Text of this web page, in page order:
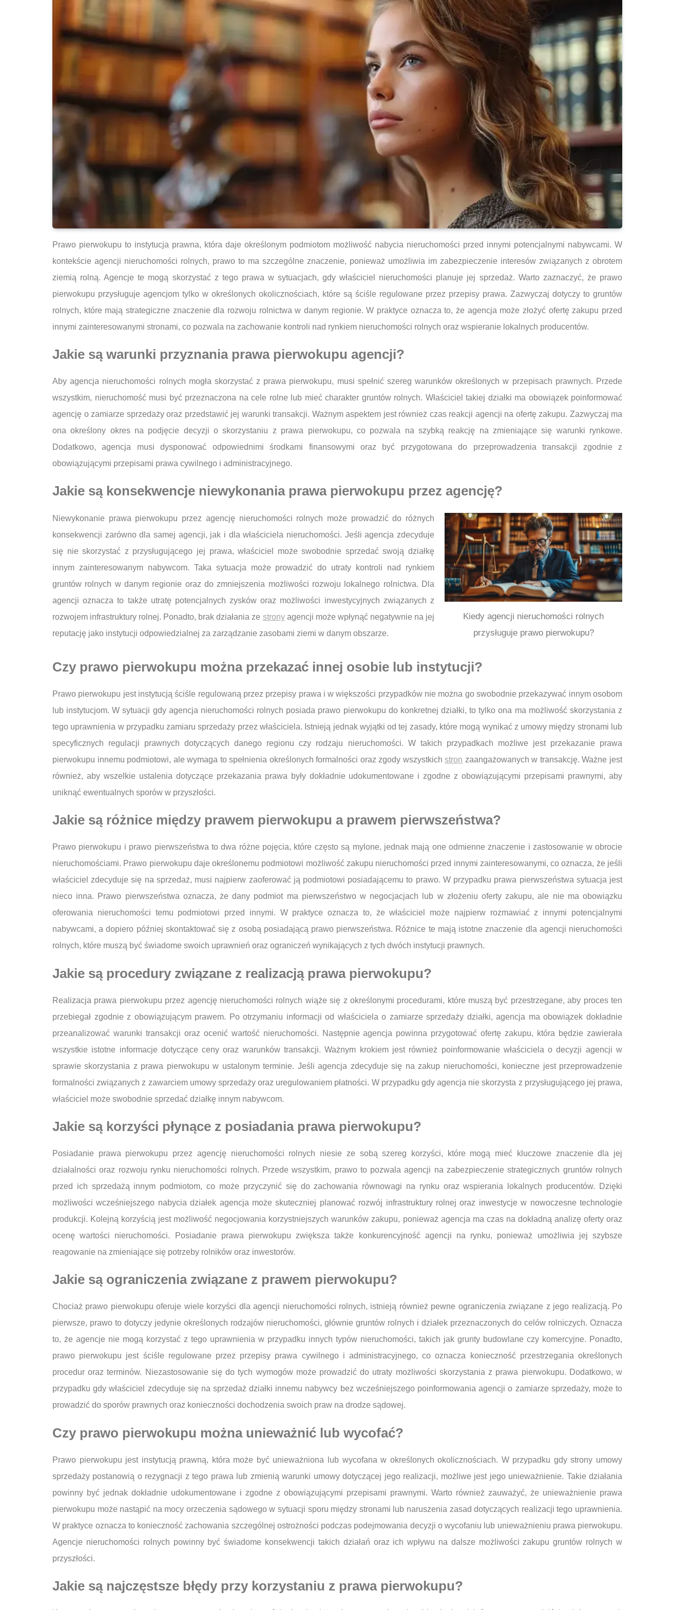
Prawo pierwokupu to instytucja prawna, która daje określonym podmiotom możliwość nabycia nieruchomości przed innymi potencjalnymi nabywcami. W
kontekście agencji nieruchomości rolnych, prawo to ma szczególne znaczenie, ponieważ umożliwia im zabezpieczenie interesów związanych z obrotem
ziemią rolną. Agencje te mogą skorzystać z tego prawa w sytuacjach, gdy właściciel nieruchomości planuje jej sprzedaż. Warto zaznaczyć, że prawo
pierwokupu przysługuje agencjom tylko w określonych okolicznościach, które są ściśle regulowane przez przepisy prawa. Zazwyczaj dotyczy to gruntów
rolnych, które mają strategiczne znaczenie dla rozwoju rolnictwa w danym regionie. W praktyce oznacza to, że agencja może złożyć ofertę zakupu przed
innymi zainteresowanymi stronami, co pozwala na zachowanie kontroli nad rynkiem nieruchomości rolnych oraz wspieranie lokalnych producentów.
Jakie są warunki przyznania prawa pierwokupu agencji?
Aby agencja nieruchomości rolnych mogła skorzystać z prawa pierwokupu, musi spełnić szereg warunków określonych w przepisach prawnych. Przede
wszystkim, nieruchomość musi być przeznaczona na cele rolne lub mieć charakter gruntów rolnych. Właściciel takiej działki ma obowiązek poinformować
agencję o zamiarze sprzedaży oraz przedstawić jej warunki transakcji. Ważnym aspektem jest również czas reakcji agencji na ofertę zakupu. Zazwyczaj ma
ona określony okres na podjęcie decyzji o skorzystaniu z prawa pierwokupu, co pozwala na szybką reakcję na zmieniające się warunki rynkowe.
Dodatkowo, agencja musi dysponować odpowiednimi środkami finansowymi oraz być przygotowana do przeprowadzenia transakcji zgodnie z
obowiązującymi przepisami prawa cywilnego i administracyjnego.
Jakie są konsekwencje niewykonania prawa pierwokupu przez agencję?
Kiedy agencji nieruchomości rolnych
przysługuje prawo pierwokupu?
Niewykonanie prawa pierwokupu przez agencję nieruchomości rolnych może prowadzić do różnych
konsekwencji zarówno dla samej agencji, jak i dla właściciela nieruchomości. Jeśli agencja zdecyduje
się nie skorzystać z przysługującego jej prawa, właściciel może swobodnie sprzedać swoją działkę
innym zainteresowanym nabywcom. Taka sytuacja może prowadzić do utraty kontroli nad rynkiem
gruntów rolnych w danym regionie oraz do zmniejszenia możliwości rozwoju lokalnego rolnictwa. Dla
agencji oznacza to także utratę potencjalnych zysków oraz możliwości inwestycyjnych związanych z
rozwojem infrastruktury rolnej. Ponadto, brak działania ze stronyagencji może wpłynąć negatywnie na jej
reputację jako instytucji odpowiedzialnej za zarządzanie zasobami ziemi w danym obszarze.
Czy prawo pierwokupu można przekazać innej osobie lub instytucji?
Prawo pierwokupu jest instytucją ściśle regulowaną przez przepisy prawa i w większości przypadków nie można go swobodnie przekazywać innym osobom
lub instytucjom. W sytuacji gdy agencja nieruchomości rolnych posiada prawo pierwokupu do konkretnej działki, to tylko ona ma możliwość skorzystania z
tego uprawnienia w przypadku zamiaru sprzedaży przez właściciela. Istnieją jednak wyjątki od tej zasady, które mogą wynikać z umowy między stronami lub
specyficznych regulacji prawnych dotyczących danego regionu czy rodzaju nieruchomości. W takich przypadkach możliwe jest przekazanie prawa
pierwokupu innemu podmiotowi, ale wymaga to spełnienia określonych formalności oraz zgody wszystkichstron zaangażowanych w transakcję. Ważne jest
również, aby wszelkie ustalenia dotyczące przekazania prawa były dokładnie udokumentowane i zgodne z obowiązującymi przepisami prawnymi, aby
uniknąć ewentualnych sporów w przyszłości.
Jakie są różnice między prawem pierwokupu a prawem pierwszeństwa?
Prawo pierwokupu i prawo pierwszeństwa to dwa różne pojęcia, które często są mylone, jednak mają one odmienne znaczenie i zastosowanie w obrocie
nieruchomościami. Prawo pierwokupu daje określonemu podmiotowi możliwość zakupu nieruchomości przed innymi zainteresowanymi, co oznacza, że jeśli
właściciel zdecyduje się na sprzedaż, musi najpierw zaoferować ją podmiotowi posiadającemu to prawo. W przypadku prawa pierwszeństwa sytuacja jest
nieco inna. Prawo pierwszeństwa oznacza, że dany podmiot ma pierwszeństwo w negocjacjach lub w złożeniu oferty zakupu, ale nie ma obowiązku
oferowania nieruchomości temu podmiotowi przed innymi. W praktyce oznacza to, że właściciel może najpierw rozmawiać z innymi potencjalnymi
nabywcami, a dopiero później skontaktować się z osobą posiadającą prawo pierwszeństwa. Różnice te mają istotne znaczenie dla agencji nieruchomości
rolnych, które muszą być świadome swoich uprawnień oraz ograniczeń wynikających z tych dwóch instytucji prawnych.
Jakie są procedury związane z realizacją prawa pierwokupu?
Realizacja prawa pierwokupu przez agencję nieruchomości rolnych wiąże się z określonymi procedurami, które muszą być przestrzegane, aby proces ten
przebiegał zgodnie z obowiązującym prawem. Po otrzymaniu informacji od właściciela o zamiarze sprzedaży działki, agencja ma obowiązek dokładnie
przeanalizować warunki transakcji oraz ocenić wartość nieruchomości. Następnie agencja powinna przygotować ofertę zakupu, która będzie zawierała
wszystkie istotne informacje dotyczące ceny oraz warunków transakcji. Ważnym krokiem jest również poinformowanie właściciela o decyzji agencji w
sprawie skorzystania z prawa pierwokupu w ustalonym terminie. Jeśli agencja zdecyduje się na zakup nieruchomości, konieczne jest przeprowadzenie
formalności związanych z zawarciem umowy sprzedaży oraz uregulowaniem płatności. W przypadku gdy agencja nie skorzysta z przysługującego jej prawa,
właściciel może swobodnie sprzedać działkę innym nabywcom.
Jakie są korzyści płynące z posiadania prawa pierwokupu?
Posiadanie prawa pierwokupu przez agencję nieruchomości rolnych niesie ze sobą szereg korzyści, które mogą mieć kluczowe znaczenie dla jej
działalności oraz rozwoju rynku nieruchomości rolnych. Przede wszystkim, prawo to pozwala agencji na zabezpieczenie strategicznych gruntów rolnych
przed ich sprzedażą innym podmiotom, co może przyczynić się do zachowania równowagi na rynku oraz wspierania lokalnych producentów. Dzięki
możliwości wcześniejszego nabycia działek agencja może skuteczniej planować rozwój infrastruktury rolnej oraz inwestycje w nowoczesne technologie
produkcji. Kolejną korzyścią jest możliwość negocjowania korzystniejszych warunków zakupu, ponieważ agencja ma czas na dokładną analizę oferty oraz
ocenę wartości nieruchomości. Posiadanie prawa pierwokupu zwiększa także konkurencyjność agencji na rynku, ponieważ umożliwia jej szybsze
reagowanie na zmieniające się potrzeby rolników oraz inwestorów.
Jakie są ograniczenia związane z prawem pierwokupu?
Chociaż prawo pierwokupu oferuje wiele korzyści dla agencji nieruchomości rolnych, istnieją również pewne ograniczenia związane z jego realizacją. Po
pierwsze, prawo to dotyczy jedynie określonych rodzajów nieruchomości, głównie gruntów rolnych i działek przeznaczonych do celów rolniczych. Oznacza
to, że agencje nie mogą korzystać z tego uprawnienia w przypadku innych typów nieruchomości, takich jak grunty budowlane czy komercyjne. Ponadto,
prawo pierwokupu jest ściśle regulowane przez przepisy prawa cywilnego i administracyjnego, co oznacza konieczność przestrzegania określonych
procedur oraz terminów. Niezastosowanie się do tych wymogów może prowadzić do utraty możliwości skorzystania z prawa pierwokupu. Dodatkowo, w
przypadku gdy właściciel zdecyduje się na sprzedaż działki innemu nabywcy bez wcześniejszego poinformowania agencji o zamiarze sprzedaży, może to
prowadzić do sporów prawnych oraz konieczności dochodzenia swoich praw na drodze sądowej.
Czy prawo pierwokupu można unieważnić lub wycofać?
Prawo pierwokupu jest instytucją prawną, która może być unieważniona lub wycofana w określonych okolicznościach. W przypadku gdy strony umowy
sprzedaży postanowią o rezygnacji z tego prawa lub zmienią warunki umowy dotyczącej jego realizacji, możliwe jest jego unieważnienie. Takie działania
powinny być jednak dokładnie udokumentowane i zgodne z obowiązującymi przepisami prawnymi. Warto również zauważyć, że unieważnienie prawa
pierwokupu może nastąpić na mocy orzeczenia sądowego w sytuacji sporu między stronami lub naruszenia zasad dotyczących realizacji tego uprawnienia.
W praktyce oznacza to konieczność zachowania szczególnej ostrożności podczas podejmowania decyzji o wycofaniu lub unieważnieniu prawa pierwokupu.
Agencje nieruchomości rolnych powinny być świadome konsekwencji takich działań oraz ich wpływu na dalsze możliwości zakupu gruntów rolnych w
przyszłości.
Jakie są najczęstsze błędy przy korzystaniu z prawa pierwokupu?